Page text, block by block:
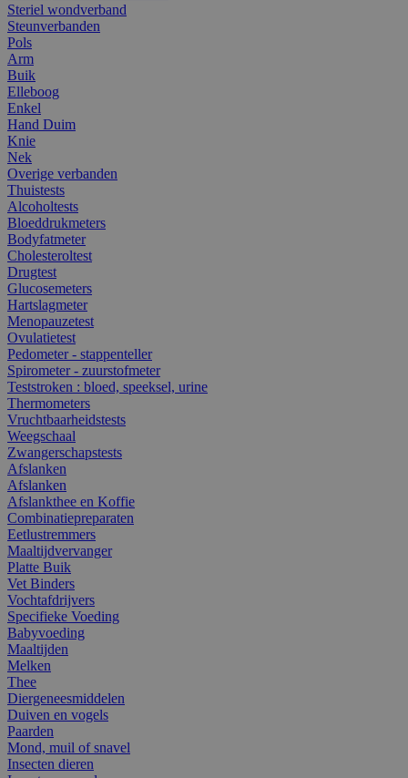
Steriel wondverband
Steunverbanden
Pols
Arm
Buik
Elleboog
Enkel
Hand Duim
Knie
Nek
Overige verbanden
Thuistests
Alcoholtests
Bloeddrukmeters
Bodyfatmeter
Cholesteroltest
Drugtest
Glucosemeters
Hartslagmeter
Menopauzetest
Ovulatietest
Pedometer - stappenteller
Spirometer - zuurstofmeter
Teststroken : bloed, speeksel, urine
Thermometers
Vruchtbaarheidstests
Weegschaal
Zwangerschapstests
Afslanken
Afslanken
Afslankthee en Koffie
Combinatiepreparaten
Eetlustremmers
Maaltijdvervanger
Platte Buik
Vet Binders
Vochtafdrijvers
Specifieke Voeding
Babyvoeding
Maaltijden
Melken
Thee
Diergeneesmiddelen
Duiven en vogels
Paarden
Mond, muil of snavel
Insecten dieren